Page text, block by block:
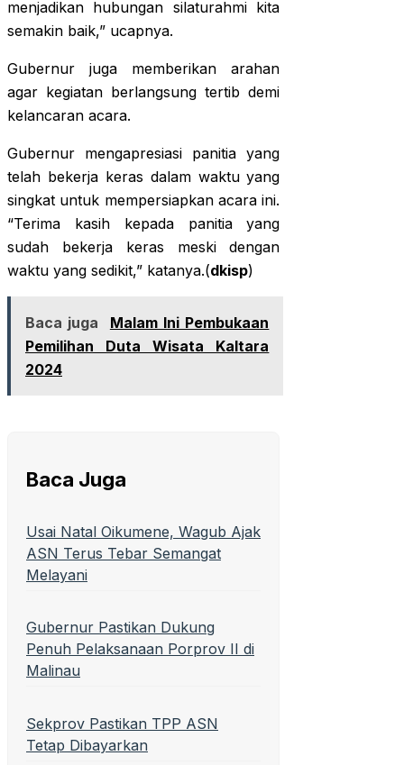
menjadikan hubungan silaturahmi kita
semakin baik,” ucapnya.
Gubernur juga memberikan arahan
agar kegiatan berlangsung tertib demi
kelancaran acara.
Gubernur mengapresiasi panitia yang
telah bekerja keras dalam waktu yang
singkat untuk mempersiapkan acara ini.
“Terima kasih kepada panitia yang
sudah bekerja keras meski dengan
waktu yang sedikit,” katanya.(dkisp)
Baca juga
Malam Ini Pembukaan
Pemilihan Duta Wisata Kaltara
2024
Baca Juga
Usai Natal Oikumene, Wagub Ajak
ASN Terus Tebar Semangat
Melayani
Gubernur Pastikan Dukung
Penuh Pelaksanaan Porprov II di
Malinau
Sekprov Pastikan TPP ASN
Tetap Dibayarkan